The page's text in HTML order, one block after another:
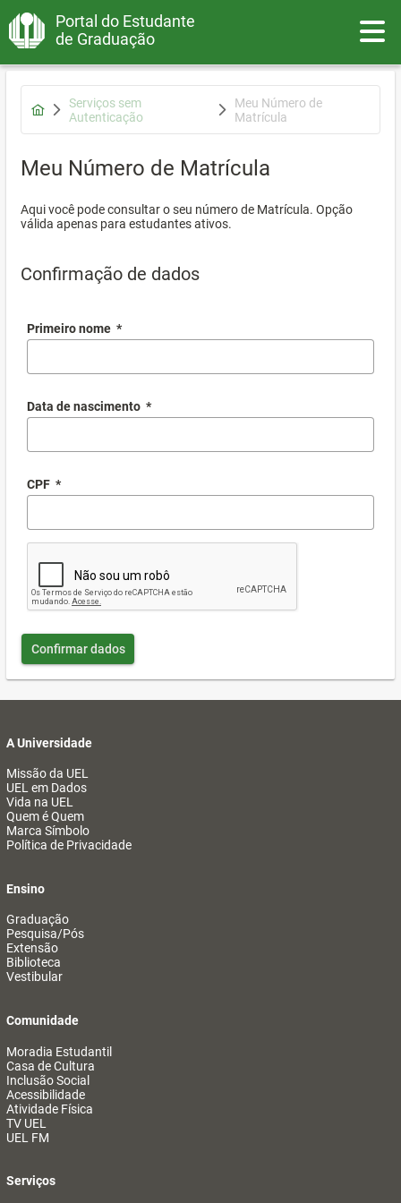
Portal do Estudante
de Graduação
Serviços sem
Autenticação
Meu Número de
Matrícula
Meu Número de Matrícula
Aqui você pode consultar o seu número de Matrícula. Opção
válida apenas para estudantes ativos.
Confirmação de dados
Primeiro nome *
Data de nascimento *
CPF *
Confirmar dados
A Universidade
Missão da UEL
UEL em Dados
Vida na UEL
Quem é Quem
Marca Símbolo
Política de Privacidade
Ensino
Graduação
Pesquisa/Pós
Extensão
Biblioteca
Vestibular
Comunidade
Moradia Estudantil
Casa de Cultura
Inclusão Social
Acessibilidade
Atividade Física
TV UEL
UEL FM
Serviços